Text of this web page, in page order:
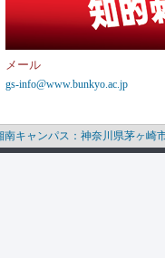
メール
gs-info@www.bunkyo.ac.jp
南キャンパス：神奈川県茅ヶ崎